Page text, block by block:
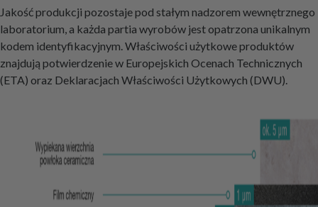
Jakość produkcji pozostaje pod stałym nadzorem wewnętrznego
laboratorium, a każda partia wyrobów jest opatrzona unikalnym
kodem identyfikacyjnym. Właściwości użytkowe produktów
znajdują potwierdzenie w Europejskich Ocenach Technicznych
(ETA) oraz Deklaracjach Właściwości Użytkowych (DWU).